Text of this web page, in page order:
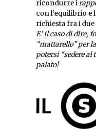
ricondurre i
con l’equilibrio e
richiesta fra i due
E’ il caso di dire,
“mattarello” per
potersi “sedere al
palato!